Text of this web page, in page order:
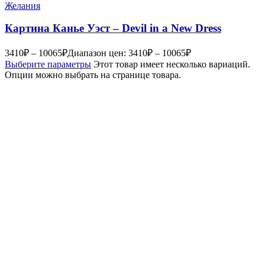
Желания
Картина Канье Уэст – Devil in a New Dress
3410₽ – 10065₽Диапазон цен: 3410₽ – 10065₽
Выберите параметры Этот товар имеет несколько вариаций.
Опции можно выбрать на странице товара.